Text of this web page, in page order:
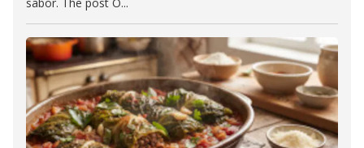
sabor. The post O...